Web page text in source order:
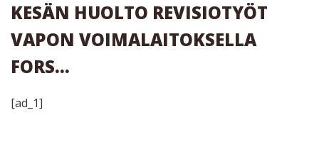
KESÄN HUOLTO REVISIOTYÖT
VAPON VOIMALAITOKSELLA
FORS…
[ad_1]